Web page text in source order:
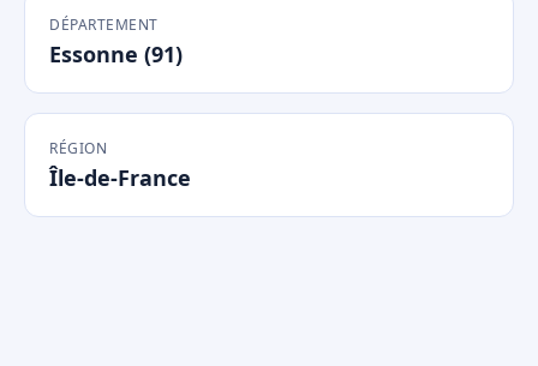
DÉPARTEMENT
Essonne (91)
RÉGION
Île-de-France